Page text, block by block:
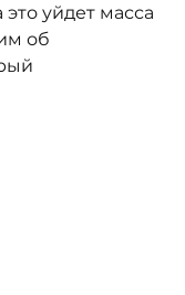
уйдет масса
об